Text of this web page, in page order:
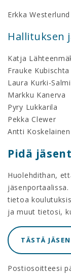
Erkka Westerlund
Hallituksen
Katja
Frauke Kubischta
Laura Kurki-Salmi
Markku Kanerva
Pyry Lukkarila
Pekka Clewer
Antti Koskelainen
Pidä
Huolehdithan,
tietoa
ja muut tietosi,
TÄSTÄ
Postiosoitteesi